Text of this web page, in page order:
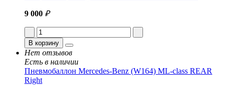
9 000 ₽
В корзину
Нет отзывов
Есть в наличии
Пневмобаллон Mercedes-Benz (W164) ML-class REAR
Right